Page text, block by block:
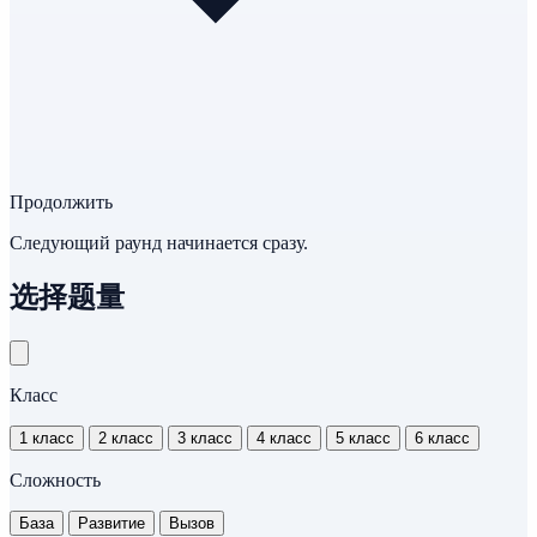
Продолжить
Следующий раунд начинается сразу.
选择题量
Класс
1 класс 2 класс 3 класс 4 класс 5 класс 6 класс
Сложность
База Развитие Вызов